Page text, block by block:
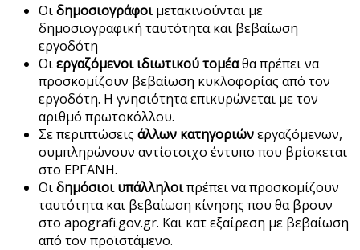
Οιδημοσιογράφοιμετακινούνται με
δημοσιογραφική ταυτότητα και βεβαίωση
εργοδότη
Οιεργαζόμενοι ιδιωτικού τομέαθα πρέπει να
προσκομίζουν βεβαίωση κυκλοφορίας από τον
εργοδότη. Η γνησιότητα επικυρώνεται με τον
αριθμό πρωτοκόλλου.
Σε περιπτώσεις άλλων κατηγοριώνεργαζόμενων,
συμπληρώνουν αντίστοιχο έντυπο που βρίσκεται
στο ΕΡΓΑΝΗ.
Οιδημόσιοι υπάλληλοιπρέπει να προσκομίζουν
ταυτότητα και βεβαίωση κίνησης που θα βρουν
στο apografi.gov.gr. Και κατ εξαίρεση με βεβαίωση
από τον προϊστάμενο.